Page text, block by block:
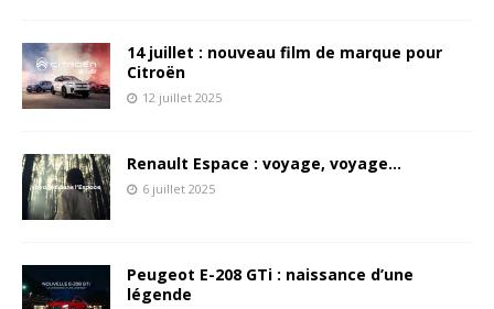
14 juillet : nouveau film de marque pour
Citroën
12 juillet 2025
Renault Espace : voyage, voyage…
6 juillet 2025
Peugeot E-208 GTi : naissance d’une
légende